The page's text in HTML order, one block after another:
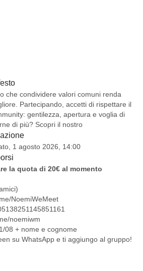
che condividere valori comuni renda
Partecipando, accetti di rispettare il
gentilezza, apertura e voglia di
di più? Scopri il nostro
1 agosto 2026, 14:00
la quota di 20€ al momento
NoemiWeMeet
noemiwm
08 + nome e cognome
su WhatsApp e ti aggiungo al gruppo!